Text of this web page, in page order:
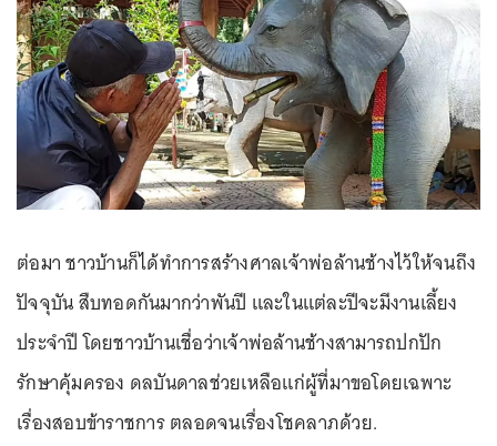
ต่อมา ชาวบ้านก็ได้ทำการสร้างศาลเจ้าพ่อล้านช้างไว้ให้จนถึง
ปัจจุบัน สืบทอดกันมากว่าพันปี และในแต่ละปีจะมีงานเลี้ยง
ประจำปี โดยชาวบ้านเชื่อว่าเจ้าพ่อล้านช้างสามารถปกปัก
รักษาคุ้มครอง ดลบันดาลช่วยเหลือแก่ผู้ที่มาขอโดยเฉพาะ
เรื่องสอบข้าราชการ ตลอดจนเรื่องโชคลาภด้วย.